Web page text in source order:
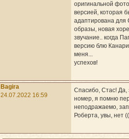
оригинальной
версией, которая
адаптирована
образы, новая
звучание.. когда
версию блю
меня...
успехов!
Bagira
24.07.2022 16:59
Спасибо, Стас! Да,
номер, я помню
неподражаемо,
Роберта, увы, нет ((